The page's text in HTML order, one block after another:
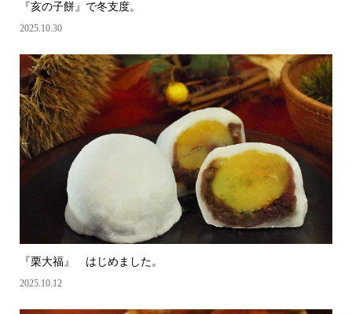
『亥の子餅』で冬支度。
2025.10.30
『栗大福』 はじめました。
2025.10.12